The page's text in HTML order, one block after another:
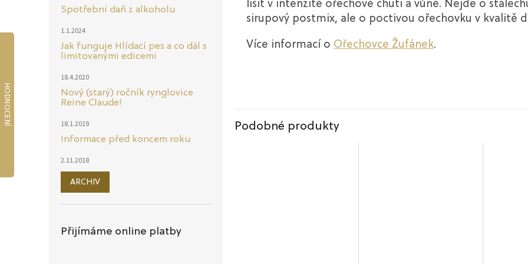
Spotřební daň z alkoholu
1.1.2024
Jak funguje Hlídací pes a co dál s
limitovanými edicemi
18.4.2020
Nový (starý) ročník rynglovice
Reine Claude!
18.1.2019
Informace před koncem roku
2.11.2018
ARCHIV
Přijímáme online platby
lišit v intenzitě ořechové chuti a vůně. Nejde o
sirupový postmix, ale o poctivou ořechovku v kvalitě
Více informací o Ořechovce Žufánek.
Podobné produkty